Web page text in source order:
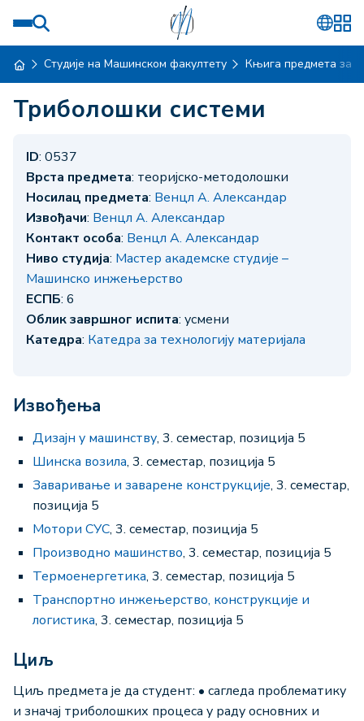
Студије на Машинском факултету Књига предмета за
Триболошки системи
ID: 0537
Врста предмета: теоријско-методолошки
Носилац предмета: Венцл А. Александар
Извођачи: Венцл А. Александар
Контакт особа: Венцл А. Александар
Ниво студија: Мастер академске студије –
Машинско инжењерство
ЕСПБ: 6
Облик завршног испита: усмени
Катедра: Катедра за технологију материјала
Извођења
Дизајн у машинству, 3. семестар, позиција 5
Шинска возила, 3. семестар, позиција 5
Заваривање и заварене конструкције, 3. семестар,
позиција 5
Мотори СУС, 3. семестар, позиција 5
Производно машинство, 3. семестар, позиција 5
Термоенергетика, 3. семестар, позиција 5
Транспортно инжењерство, конструкције и
логистика, 3. семестар, позиција 5
Циљ
Циљ предмета је да студент: • сагледа проблематику
и значај триболошких процеса у раду основних и